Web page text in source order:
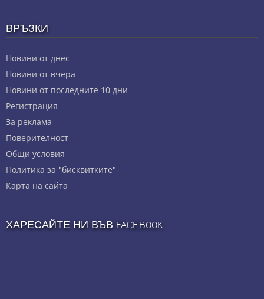
ВРЪЗКИ
Новини от днес
Новини от вчера
Новини от последните 10 дни
Регистрация
За реклама
Πoвepитeлнocт
Общи условия
Политика за "бисквитките"
Карта на сайта
ХАРЕСАЙТЕ НИ ВЪВ FACEBOOK